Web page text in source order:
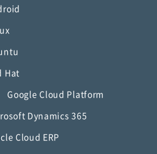
Hat
Google Cloud Platform
Dynamics 365
Cloud ERP